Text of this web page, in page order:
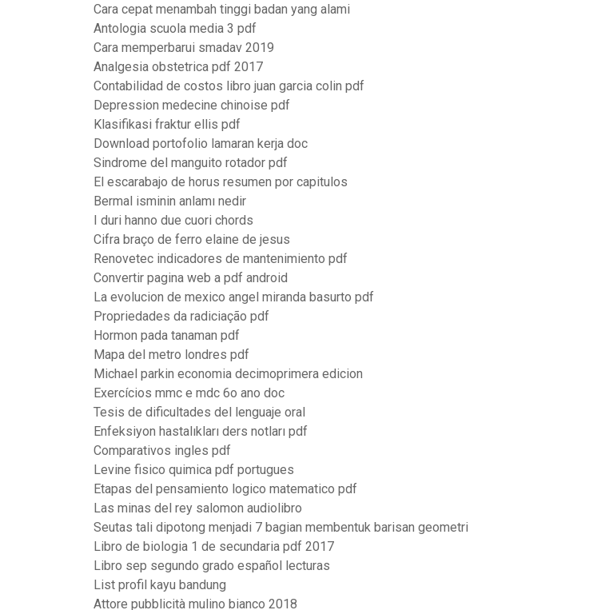
Cara cepat menambah tinggi badan yang alami
Antologia scuola media 3 pdf
Cara memperbarui smadav 2019
Analgesia obstetrica pdf 2017
Contabilidad de costos libro juan garcia colin pdf
Depression medecine chinoise pdf
Klasifikasi fraktur ellis pdf
Download portofolio lamaran kerja doc
Sindrome del manguito rotador pdf
El escarabajo de horus resumen por capitulos
Bermal isminin anlamı nedir
I duri hanno due cuori chords
Cifra braço de ferro elaine de jesus
Renovetec indicadores de mantenimiento pdf
Convertir pagina web a pdf android
La evolucion de mexico angel miranda basurto pdf
Propriedades da radiciação pdf
Hormon pada tanaman pdf
Mapa del metro londres pdf
Michael parkin economia decimoprimera edicion
Exercícios mmc e mdc 6o ano doc
Tesis de dificultades del lenguaje oral
Enfeksiyon hastalıkları ders notları pdf
Comparativos ingles pdf
Levine fisico quimica pdf portugues
Etapas del pensamiento logico matematico pdf
Las minas del rey salomon audiolibro
Seutas tali dipotong menjadi 7 bagian membentuk barisan geometri
Libro de biologia 1 de secundaria pdf 2017
Libro sep segundo grado español lecturas
List profil kayu bandung
Attore pubblicità mulino bianco 2018